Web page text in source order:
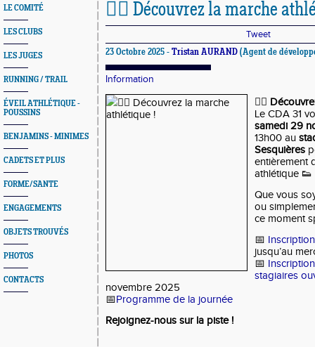
LE COMITÉ
LES CLUBS
LES JUGES
RUNNING / TRAIL
ÉVEIL ATHLÉTIQUE -
POUSSINS
BENJAMINS - MINIMES
CADETS ET PLUS
FORME/SANTE
ENGAGEMENTS
OBJETS TROUVÉS
PHOTOS
CONTACTS
🚶‍♂️ Découvrez la marche
Tweet
23 Octobre 2025 - Tristan AURAND (Agent de
Information
🚶‍♂️
Le CDA 31
samedi 29
13h00 au
Sesquières
entièrement
athlétique 👟
Que vous
ou
ce moment
📅
jusqu’au
📅
stagiaires
novembre 2025
📅Programme de la journée
Rejoignez-nous sur la piste !